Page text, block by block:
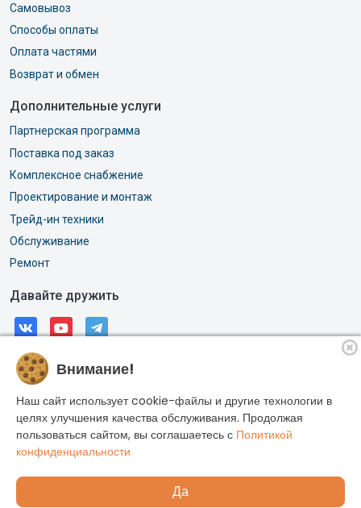
Самовывоз
Способы оплаты
Оплата частями
Возврат и обмен
Дополнительные услуги
Партнерская программа
Поставка под заказ
Комплексное снабжение
Проектирование и монтаж
Трейд-ин техники
Обслуживание
Ремонт
Давайте дружить
© 2026, АО «РОССИ». Все права защищены.
Адрес: г. Москва, Горлов тупик, дом 11А
ИНН: 7704033887
ОГРН: 1027700573922
Внимание!
Наш сайт использует cookie-файлы и другие технологии в
целях улучшения качества обслуживания. Продолжая
пользоваться сайтом, вы соглашаетесь с Политикой
конфиденциальности
Да